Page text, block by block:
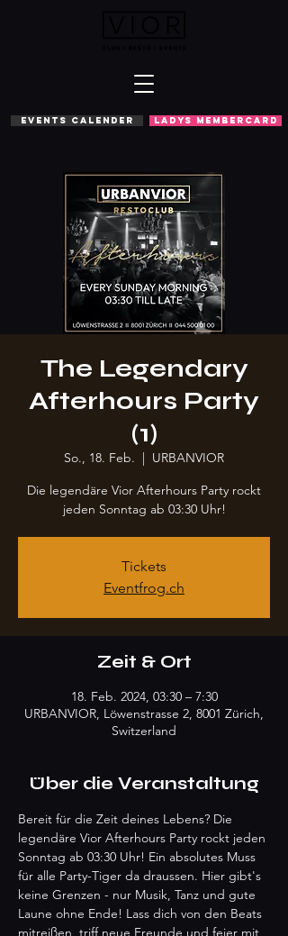
EVENTS CALENDER LADYS MEMBERCARD
The Legendary
Afterhours Party
(1)
So., 18. Feb.
  |
URBANVIOR
Die legendäre Vior Afterhours Party rockt
jeden Sonntag ab 03:30 Uhr!
Tickets
Eventfrog.ch
Zeit & Ort
18. Feb. 2024, 03:30 – 7:30
URBANVIOR, Löwenstrasse 2, 8001 Zürich,
Switzerland
Über die Veranstaltung
Bereit für die Zeit deines Lebens? Die
legendäre Vior Afterhours Party rockt jeden
Sonntag ab 03:30 Uhr! Ein absolutes Muss
für alle Party-Tiger da draussen. Hier gibt's
keine Grenzen - nur Musik, Tanz und gute
Laune ohne Ende! Lass dich von den Beats
mitreißen, triff neue Freunde und feier mit